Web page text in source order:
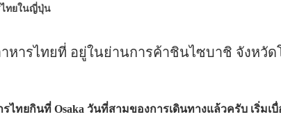
ทยในญี่ปุ่น
หารไทยที่ อยู่ในย่านการค้าชินไซบาชิ จังหวัด
ไทยกินที่ Osaka วันที่สามของการเดินทางแล้วครับ เริ่มเ